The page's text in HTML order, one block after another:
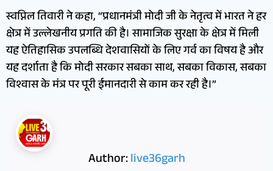
स्वप्निल तिवारी ने कहा, “प्रधानमंत्री मोदी जी के नेतृत्व में भारत ने हर
क्षेत्र में उल्लेखनीय प्रगति की है। सामाजिक सुरक्षा के क्षेत्र में मिली
यह ऐतिहासिक उपलब्धि देशवासियों के लिए गर्व का विषय है और
यह दर्शाता है कि मोदी सरकार सबका साथ, सबका विकास, सबका
विश्वास के मंत्र पर पूरी ईमानदारी से काम कर रही है।”
Author:live36garh